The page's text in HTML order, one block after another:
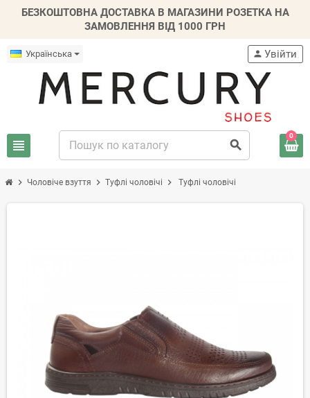
БЕЗКОШТОВНА ДОСТАВКА В МАГАЗИНИ РОЗЕТКА НА
ЗАМОВЛЕННЯ ВІД 1000 ГРН
Українська
view_headline search
person Увійти
0
chevron_right Чоловіче взуття chevron_right Туфлі чоловічі chevron_right Туфлі чоловічі